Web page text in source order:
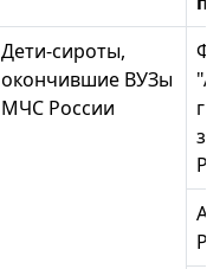
Дети-сироты,
окончившие ВУЗы
МЧС России